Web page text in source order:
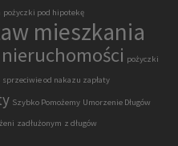
pożyczki pod hipotekę
mieszkania
pożyczki
sprzeciwie od nakazu zapłaty
Szybko Pomożemy Umorzenie Długów
zadłużonym z długów